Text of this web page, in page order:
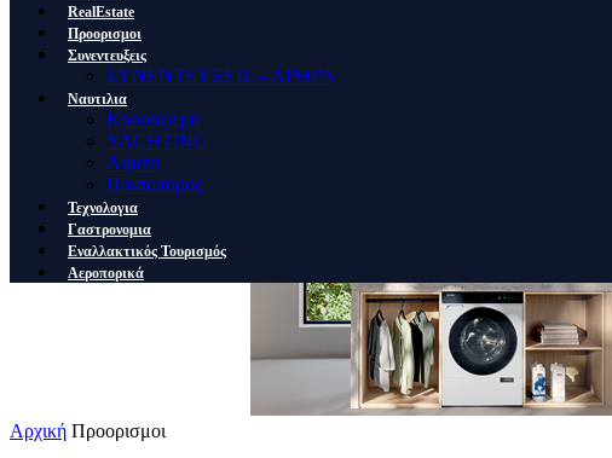
RealEstate
Προορισμοι
Συνεντευξεις
ΣΥΝΕΝΤΕΥΞΕΙΣ – ΑΡΘΡΑ
Ναυτιλια
Κρουαζιερα
YACHTING
Λιμανι
Ποντοπορος
Τεχνολογια
Γαστρονομια
Εναλλακτικός Τουρισμός
Αεροπορικά
Αρχική Προορισμοι